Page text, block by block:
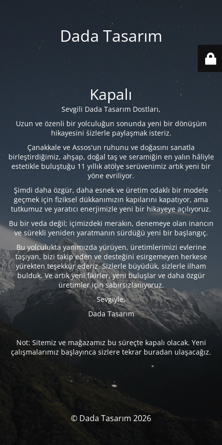
Dada Tasarım
Kapalı
Sevgili Dada Tasarım Dostları,
Uzun ve özenli bir yolculuğun sonunda yeni bir dönüşüm
hikayesini sizlerle paylaşmak isteriz.
Çanakkale ve Assos'un ruhunu ve doğasını sanatla
birleştirdiğimiz, ahşap, doğal taş ve seramiğin en yalın hâliyle
estetikle buluştuğu 11 yıllık atölye serüvenimiz artık yeni bir
yöne evriliyor.
Şimdi daha özgür, daha esnek ve üretim odaklı bir modele
geçmek için fiziksel dükkanımızın kapılarını kapatıyor, ama
tutkumuz ve yaratıcı enerjimizle yeni bir hikayeye açılıyoruz.
Bu bir veda değil; içimizdeki merakın, denemeye olan inancın
ve sürekli yeniden yaratmanın sürdüğü yeni bir başlangıç.
Bu yolculukta yanımızda yürüyen, üretimlerimizi evlerine
taşıyan, bizi takip eden ve desteğini esirgemeyen herkese
yürekten teşekkür ederiz. Sizlerle büyüdük, sizlerle ilham
bulduk. Ve artık yeni fikirler, yeni buluşlar ve daha özgür
üretimler için sabırsızlanıyoruz.
Sevgiyle,
Dada Tasarım
Not: Sitemiz ve mağazamız bu süreçte kapalı olacak. Yeni
çalışmalarımız başlayınca sizlere tekrar buradan ulaşacağız.
© Dada Tasarım 2026